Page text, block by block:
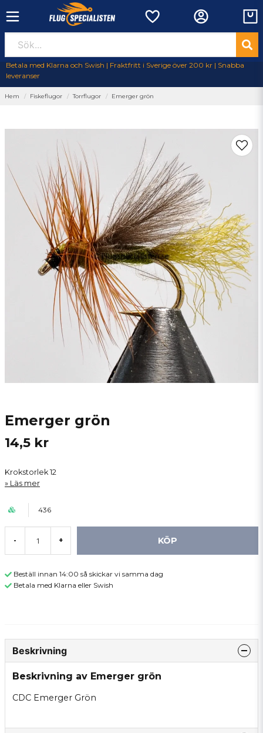
Betala med Klarna och Swish | Fraktfritt i Sverige över 200 kr | Snabba
leveranser
Hem Fiskeflugor Torrflugor Emerger grön
Emerger grön
14,5 kr
Krokstorlek 12
Läs mer
436
- + KÖP
Beställ innan 14:00 så skickar vi samma dag
Betala med Klarna eller Swish
Beskrivning
Beskrivning av Emerger grön
CDC Emerger Grön